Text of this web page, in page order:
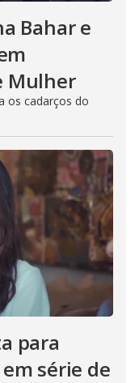
Bahar e
Mulher
os cadarços do
para
série de